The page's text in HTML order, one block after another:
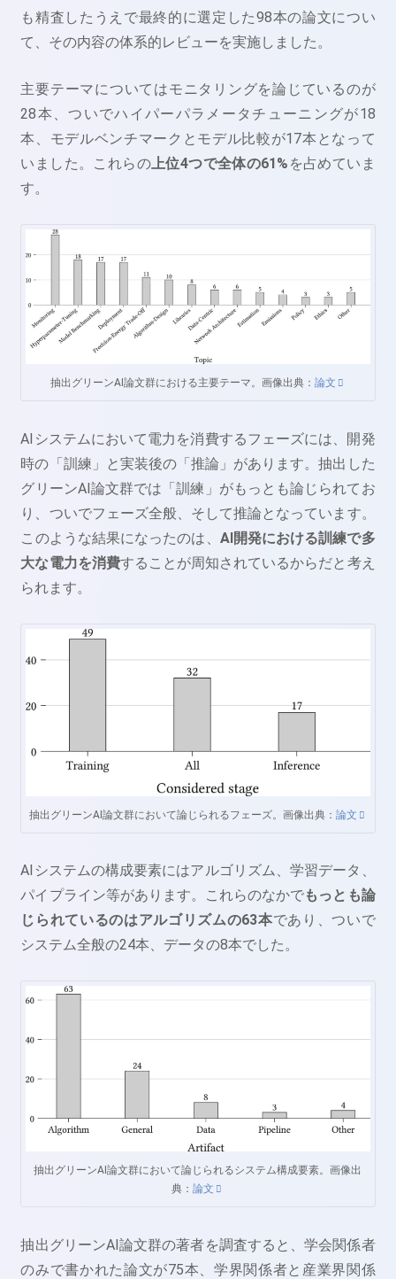
も精査したうえで最終的に選定した98本の論文につい
て、その内容の体系的レビューを実施しました。
主要テーマについてはモニタリングを論じているのが
28本、ついでハイパーパラメータチューニングが18
本、モデルベンチマークとモデル比較が17本となって
いました。これらの上位4つで全体の61% を占めていま
す。
抽出グリーンAI論文群における主要テーマ。画像出典： 論文
AIシステムにおいて電力を消費するフェーズには、開発
時の「訓練」と実装後の「推論」があります。抽出した
グリーンAI論文群では「訓練」がもっとも論じられてお
り、ついでフェーズ全般、そして推論となっています。
このような結果になったのは、 AI開発における訓練で多
大な電力を消費することが周知されているからだと考え
られます。
抽出グリーンAI論文群において論じられるフェーズ。画像出典： 論文
AIシステムの構成要素にはアルゴリズム、学習データ、
パイプライン等があります。これらのなかでもっとも論
じられているのはアルゴリズムの63本であり、ついで
システム全般の24本、データの8本でした。
抽出グリーンAI論文群において論じられるシステム構成要素。画像出
典：論文
抽出グリーンAI論文群の著者を調査すると、学会関係者
のみで書かれた論文が75本、学界関係者と産業界関係